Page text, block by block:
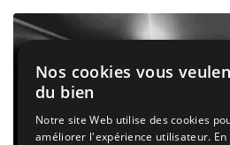
Nos cookies vous
du bien
Notre site Web utilise des cookies
améliorer l'expérience utilisateur. En